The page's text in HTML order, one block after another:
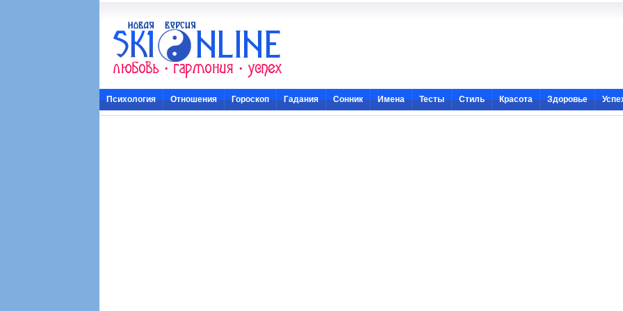
Психология Отношения Гороскоп Гадания Сонник Имена Тесты Стиль Красота Здоровье